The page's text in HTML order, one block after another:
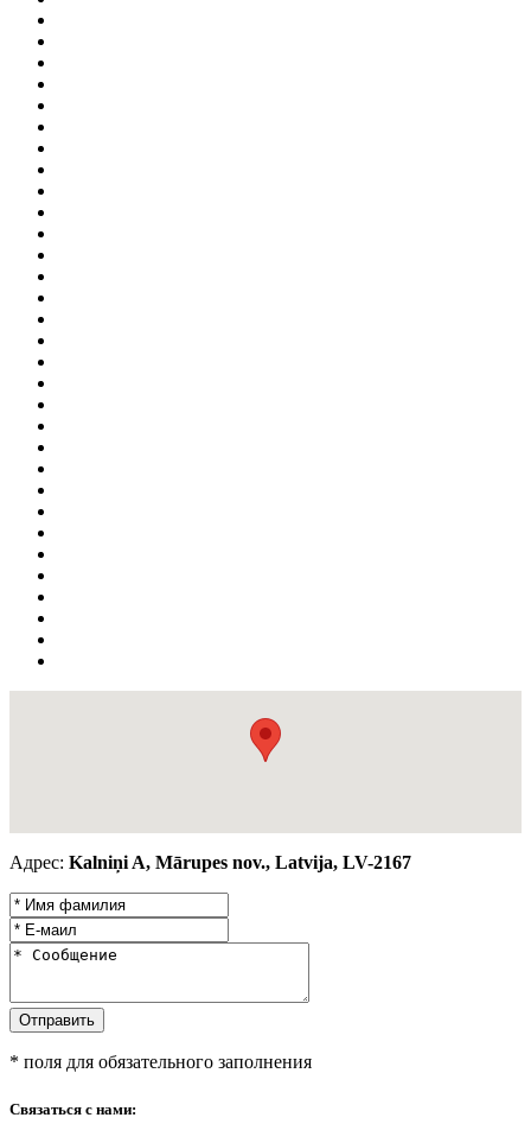
Адрес: Kalniņi A, Mārupes nov., Latvija, LV-2167
* поля для обязательного заполнения
Связаться с нами: